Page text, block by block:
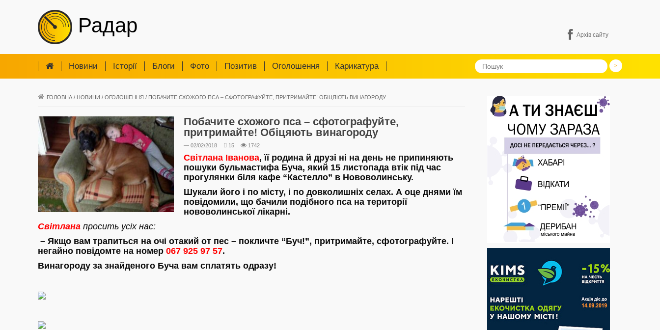
Радар Архів сайту
Новини Iсторії Блоги Фото Позитив Оголошення Карикатура
ГОЛОВНА / НОВИНИ / ОГОЛОШЕННЯ / ПОБАЧИТЕ СХОЖОГО ПСА – СФОТОГРАФУЙТЕ, ПРИТРИМАЙТЕ! ОБІЦЯЮТЬ ВИНАГОРОДУ
Побачите схожого пса – сфотографуйте,
притримайте! Обіцяють винагороду
— 02/02/2018 15 1742
Світлана Іванова, її родина й друзі ні на день не припиняють
пошуки бульмастифа Буча, який 15 листопада втік під час
прогулянки біля кафе “Кастелло” в Нововолинську.
Шукали його і по місту, і по довколишніх селах. А оце днями їм
повідомили, що бачили подібного пса на території
нововолинської лікарні.
Світлана просить усіх нас:
– Якщо вам трапиться на очі отакий от пес – покличте “Буч!”, притримайте, сфотографуйте. І
негайно повідомте на номер 067 925 97 57.
Винагороду за знайденого Буча вам сплатять одразу!